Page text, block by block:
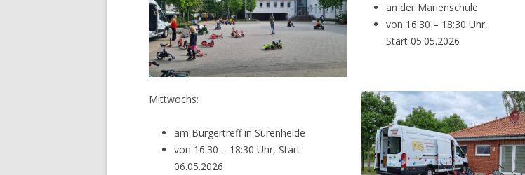
an der Marienschule
von 16:30 – 18:30 Uhr,
Start 05.05.2026
Mittwochs:
am Bürgertreff in Sürenheide
von 16:30 – 18:30 Uhr, Start
06.05.2026